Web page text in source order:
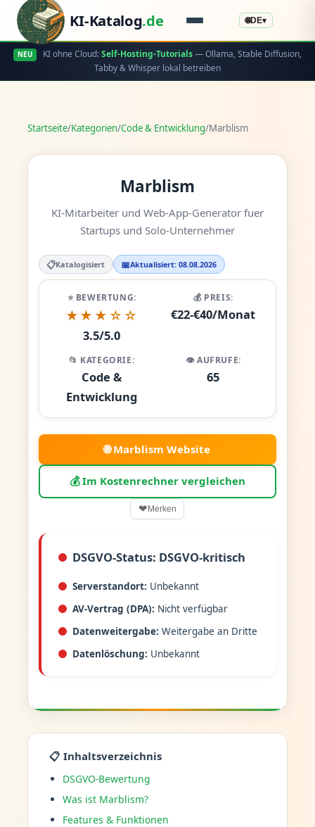
KI-Katalog.de 🌐DE▾
NEU KI ohne Cloud:Self-Hosting-Tutorials— Ollama, Stable Diffusion,
Tabby & Whisper lokal betreiben
Startseite/Kategorien/Code & Entwicklung/Marblism
Marblism
KI-Mitarbeiter und Web-App-Generator fuer
Startups und Solo-Unternehmer
📋Katalogisiert 📅Aktualisiert: 08.08.2026
⭐ BEWERTUNG:
★★★☆☆
3.5/5.0
💰 PREIS:
€22-€40/Monat
📂 KATEGORIE:
Code &
Entwicklung
👁️ AUFRUFE:
65
🌐 Marblism Website
💰 Im Kostenrechner vergleichen
❤Merken
DSGVO-Status: DSGVO-kritisch
Serverstandort: Unbekannt
AV-Vertrag (DPA): Nicht verfügbar
Datenweitergabe: Weitergabe an Dritte
Datenlöschung: Unbekannt
📋 Inhaltsverzeichnis
DSGVO-Bewertung
Was ist Marblism?
Features & Funktionen